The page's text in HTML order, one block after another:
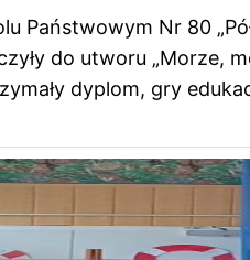
Państwowym Nr 80
do utworu „Morze,
dyplom, gry